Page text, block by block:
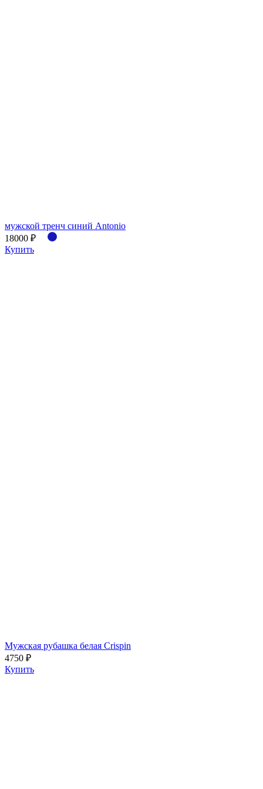
мужской тренч синий Antonio
18000 ₽
Купить
Мужская рубашка белая Crispin
4750 ₽
Купить